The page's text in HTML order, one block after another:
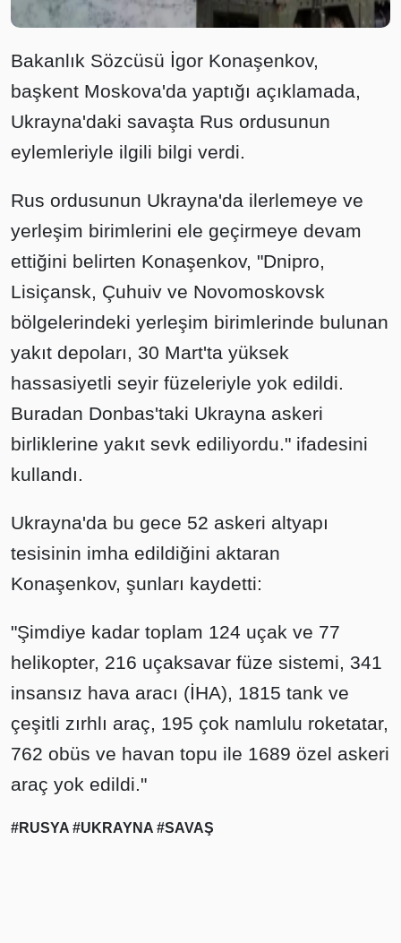
Bakanlık Sözcüsü İgor Konaşenkov,
başkent Moskova'da yaptığı açıklamada,
Ukrayna'daki savaşta Rus ordusunun
eylemleriyle ilgili bilgi verdi.
Rus ordusunun Ukrayna'da ilerlemeye ve
yerleşim birimlerini ele geçirmeye devam
ettiğini belirten Konaşenkov, "Dnipro,
Lisiçansk, Çuhuiv ve Novomoskovsk
bölgelerindeki yerleşim birimlerinde bulunan
yakıt depoları, 30 Mart'ta yüksek
hassasiyetli seyir füzeleriyle yok edildi.
Buradan Donbas'taki Ukrayna askeri
birliklerine yakıt sevk ediliyordu." ifadesini
kullandı.
Ukrayna'da bu gece 52 askeri altyapı
tesisinin imha edildiğini aktaran
Konaşenkov, şunları kaydetti:
"Şimdiye kadar toplam 124 uçak ve 77
helikopter, 216 uçaksavar füze sistemi, 341
insansız hava aracı (İHA), 1815 tank ve
çeşitli zırhlı araç, 195 çok namlulu roketatar,
762 obüs ve havan topu ile 1689 özel askeri
araç yok edildi."
#RUSYA #UKRAYNA #SAVAŞ